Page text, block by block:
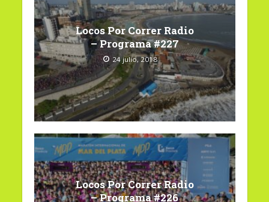
Locos Por Correr Radio
– Programa #227
24 julio, 2018
Locos Por Correr Radio
– Programa #226